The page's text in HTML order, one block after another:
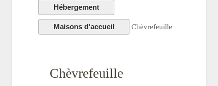
Hébergement
Maisons d'accueil Chèvrefeuille
Chèvrefeuille